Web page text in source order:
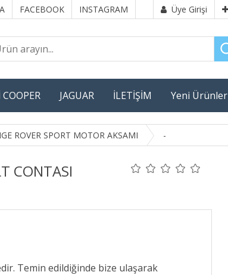
FACEBOOK INSTAGRAM Üye Girişi
JAGUAR İLETİŞİM Yeni Ürünler
ROVER SPORT MOTOR AKSAMI -
CONTASI
Temin edildiğinde bize ulaşarak